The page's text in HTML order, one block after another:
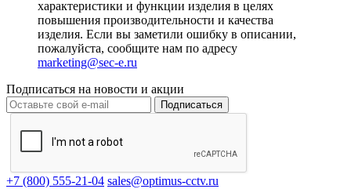
характеристики и функции изделия в целях
повышения производительности и качества
изделия. Если вы заметили ошибку в описании,
пожалуйста, сообщите нам по адресу
marketing@sec-e.ru
Подписаться на новости и акции
Подписаться
+7 (800) 555-21-04 sales@optimus-cctv.ru